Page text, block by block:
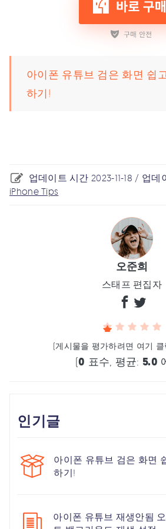
아이폰 유튜브 검은 화면 쉽
하기!
업데이트 시간 2023-11-18 / 업데
iPhone Tips
오준희
스태프 편집자
(게시물을 평가하려면 여기 클
(0 표수, 평균: 5.0
인기글
아이폰 유튜브 검은 화면
하기!
아이폰 유튜브 재생안됨